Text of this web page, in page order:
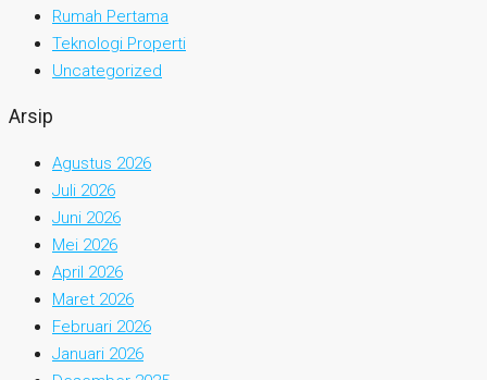
Rumah Pertama
Teknologi Properti
Uncategorized
Arsip
Agustus 2026
Juli 2026
Juni 2026
Mei 2026
April 2026
Maret 2026
Februari 2026
Januari 2026